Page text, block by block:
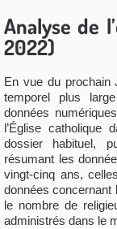
Analyse de
2022)
En vue du prochain
temporel plus
données
l’Église catholique
dossier habituel,
résumant les
vingt-cinq ans,
données concernant
le nombre de
administrés dans le